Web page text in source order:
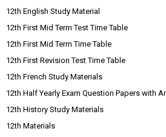
12th English Study Material
12th First Mid Term Test Time Table
12th First Mid Term Time Table
12th First Revision Test Time Table
12th French Study Materials
12th Half Yearly Exam Question Papers with
12th History Study Materials
12th Materials